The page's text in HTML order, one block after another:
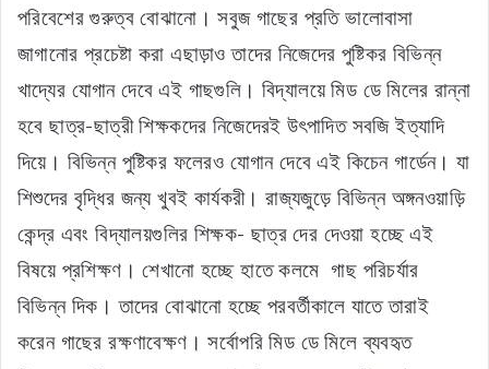
পরিবেশের গুরুত্ব বোঝানো। সবুজ গাছের প্রতি ভালোবাসা
জাগানোর প্রচেষ্টা করা এছাড়াও তাদের নিজেদের পুষ্টিকর বিভিন্ন
খাদ্যের যোগান দেবে এই গাছগুলি। বিদ্যালয়ে মিড ডে মিলের রান্না
হবে ছাত্র-ছাত্রী শিক্ষকদের নিজেদেরই উৎপাদিত সবজি ইত্যাদি
দিয়ে। বিভিন্ন পুষ্টিকর ফলেরও যোগান দেবে এই কিচেন গার্ডেন। যা
শিশুদের বৃদ্ধির জন্য খুবই কার্যকরী। রাজ্যজুড়ে বিভিন্ন অঙ্গনওয়াড়ি
কেন্দ্র এবং বিদ্যালয়গুলির শিক্ষক- ছাত্র দের দেওয়া হচ্ছে এই
বিষয়ে প্রশিক্ষণ। শেখানো হচ্ছে হাতে কলমে গাছ পরিচর্যার
বিভিন্ন দিক। তাদের বোঝানো হচ্ছে পরবর্তীকালে যাতে তারাই
করেন গাছের রক্ষণাবেক্ষণ। সর্বোপরি মিড ডে মিলে ব্যবহৃত